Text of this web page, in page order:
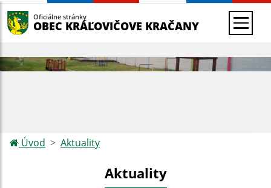
Oficiálne stránky
OBEC KRÁĽOVIČOVE KRAČANY
Úvod Aktuality
Aktuality